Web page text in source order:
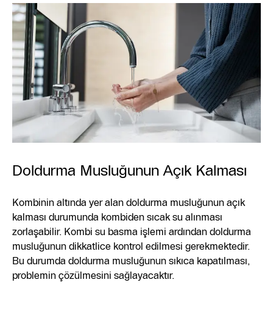
Doldurma Musluğunun Açık Kalması
Kombinin altında yer alan doldurma musluğunun açık
kalması durumunda kombiden sıcak su alınması
zorlaşabilir. Kombi su basma işlemi ardından doldurma
musluğunun dikkatlice kontrol edilmesi gerekmektedir.
Bu durumda doldurma musluğunun sıkıca kapatılması,
problemin çözülmesini sağlayacaktır.